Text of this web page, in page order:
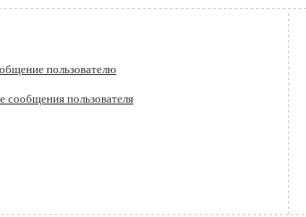
пользователю
сообщения пользователя